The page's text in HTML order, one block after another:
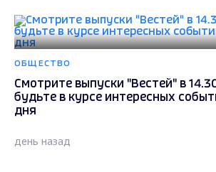
ОБЩЕСТВО
Смотрите выпуски "Вестей" в
будьте в курсе интересных
дня
день назад